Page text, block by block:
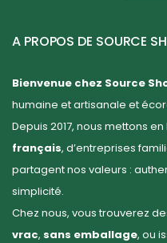
A PROPOS DE SOURCE
Bienvenue chez Source
humaine et artisanale et
Depuis 2017, nous mettons
français, d’entreprises
partagent nos valeurs :
simplicité.
Chez nous, vous trouverez
vrac, sans emballage, ou